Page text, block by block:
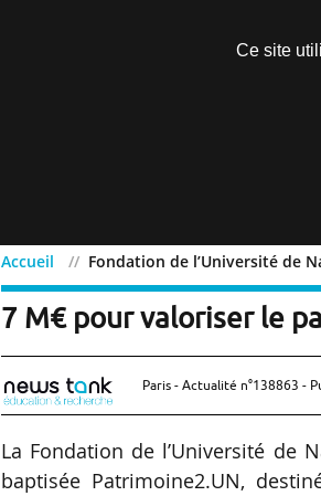
Accueil Fondation de l’Université de
Fondation de
7 M€ pour valoriser le
Paris - Actualité n°138863 -
La Fondation de l’Université de
baptisée Patrimoine2.UN,
Ce site